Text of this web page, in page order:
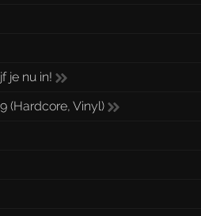
je nu in!
(Hardcore, Vinyl)